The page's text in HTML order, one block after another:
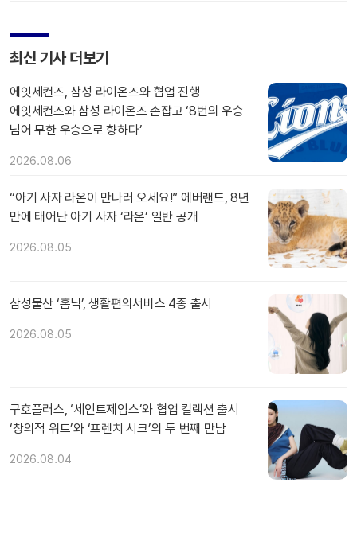
최신 기사 더보기
에잇세컨즈, 삼성 라이온즈와 협업 진행
에잇세컨즈와 삼성 라이온즈 손잡고 ‘8번의 우승
넘어 무한 우승으로 향하다’
2026.08.06
“아기 사자 라온이 만나러 오세요!” 에버랜드, 8년
만에 태어난 아기 사자 ‘라온’ 일반 공개
2026.08.05
삼성물산 ‘홈닉’, 생활편의서비스 4종 출시
2026.08.05
구호플러스, ‘세인트제임스’와 협업 컬렉션 출시
‘창의적 위트’와 ‘프렌치 시크’의 두 번째 만남
2026.08.04